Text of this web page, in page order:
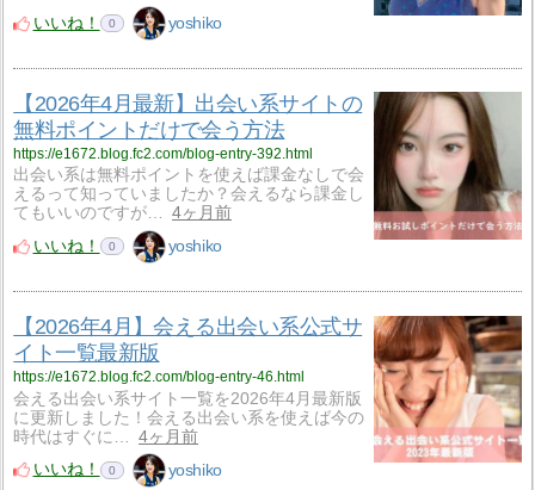
いいね！
0 yoshiko
【2026年4月最新】出会い系サイトの
無料ポイントだけで会う方法
https://e1672.blog.fc2.com/blog-entry-392.html
出会い系は無料ポイントを使えば課金なしで会
えるって知っていましたか？会えるなら課金し
てもいいのですが…
4ヶ月前
いいね！
0 yoshiko
【2026年4月】会える出会い系公式サ
イト一覧最新版
https://e1672.blog.fc2.com/blog-entry-46.html
会える出会い系サイト一覧を2026年4月最新版
に更新しました！会える出会い系を使えば今の
時代はすぐに…
4ヶ月前
いいね！
0 yoshiko